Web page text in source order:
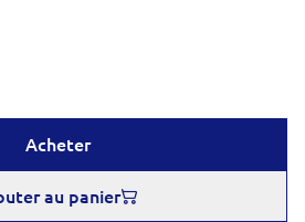
Acheter
au panier